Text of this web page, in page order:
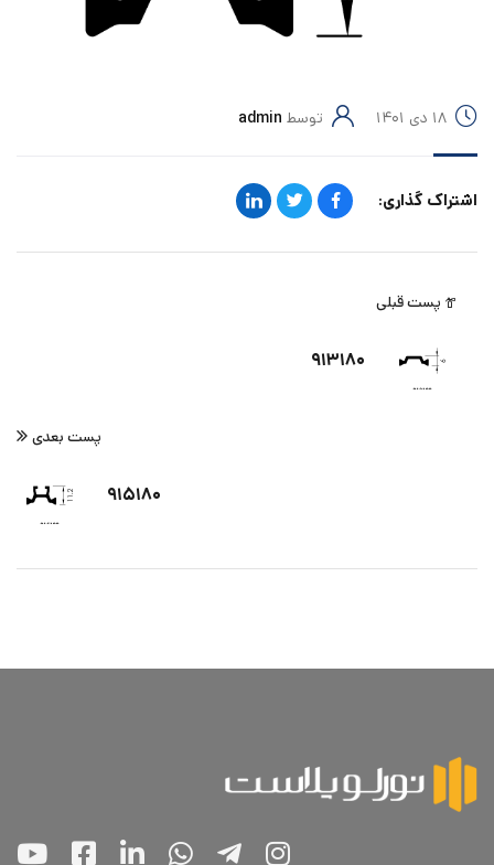
۱۸ دی ۱۴۰۱ توسط admin
اشتراک گذاری:
پست قبلی
۹۱۳۱۸۰
پست بعدی
۹۱۵۱۸۰